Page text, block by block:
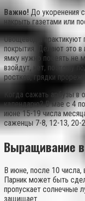
Важно! До укоренения
накрыть газетами или
Овощеводы практикуют
покрытия. Делают это в
ямку нужно посеять не
взойдут, нет, поэтому
ростков, грядки
Когда сажать арбузы
календарю? В мае с 4
июне 15-19 числа
саженцы 7-8, 12-13, 20-
Выращивание
В июне, после 10 числа,
Парник может быть
пропускает солнечные
защищает.